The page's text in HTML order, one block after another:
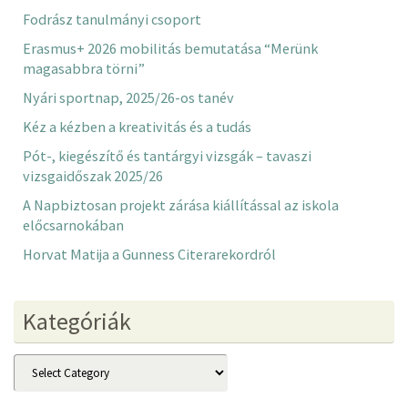
Fodrász tanulmányi csoport
Erasmus+ 2026 mobilitás bemutatása “Merünk
magasabbra törni”
Nyári sportnap, 2025/26-os tanév
Kéz a kézben a kreativitás és a tudás
Pót-, kiegészítő és tantárgyi vizsgák – tavaszi
vizsgaidőszak 2025/26
A Napbiztosan projekt zárása kiállítással az iskola
előcsarnokában
Horvat Matija a Gunness Citerarekordról
Kategóriák
Kategóriák